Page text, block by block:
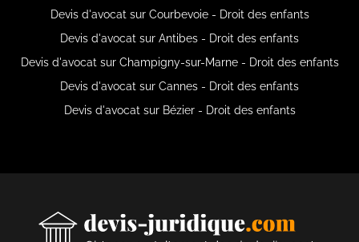
Devis d'avocat sur Courbevoie - Droit des enfants
Devis d'avocat sur Antibes - Droit des enfants
Devis d'avocat sur Champigny-sur-Marne - Droit des enfants
Devis d'avocat sur Cannes - Droit des enfants
Devis d'avocat sur Bézier - Droit des enfants